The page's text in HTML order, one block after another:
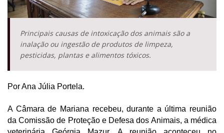
Principais causas de intoxicação dos animais são a
inalação ou ingestão de produtos de limpeza,
pesticidas, plantas e alimentos tóxicos.
Por Ana Júlia Portela.
A Câmara de Mariana recebeu, durante a última reunião
da Comissão de Proteção e Defesa dos Animais, a médica